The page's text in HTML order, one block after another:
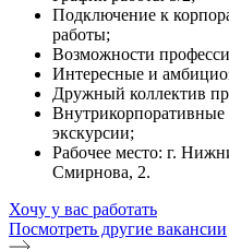
Подключение к
работы;
Возможности
Интересные и
Дружный коллектив
экскурсии;
Рабочее место: г.
Смирнова, 2.
Хочу у вас работать
Посмотреть другие вакансии